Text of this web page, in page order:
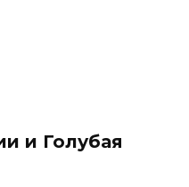
и Голубая